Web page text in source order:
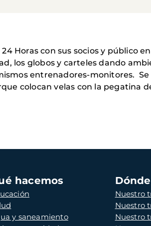
Horas con sus socios y público
los globos y carteles dando
entrenadores-monitores.
colocan velas con la pegatina
hacemos
y saneamiento
Nuestro
Nuestro
Nuestro